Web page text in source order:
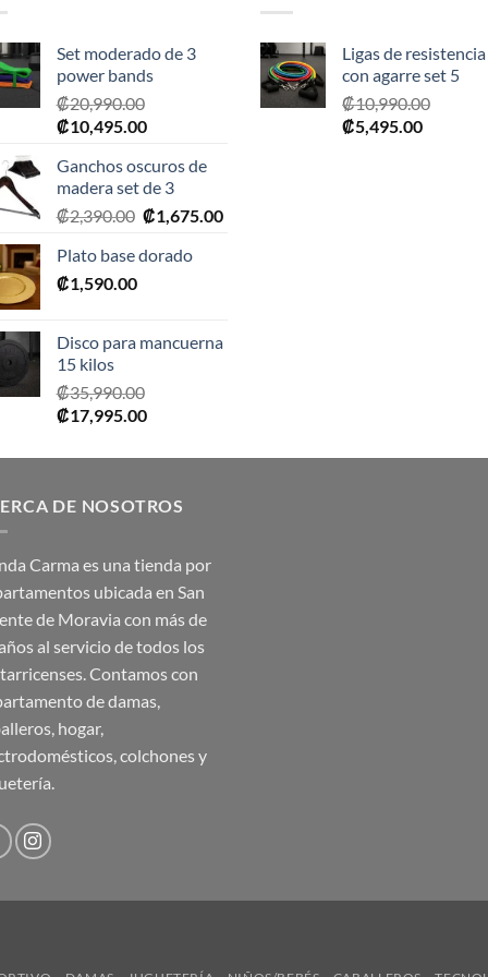
Set moderado de 3
power bands
₡20,990.00
El
original
era:
₡20,990.00.
₡10,495.00El
actual
es:
₡10,495.00.
Ganchos oscuros de
madera set de 3
₡2,390.00 El
original
₡1,675.00El
Plato base dorado
₡1,590.00
Disco para mancuerna
15 kilos
₡35,990.00
El
original
₡35,990.00.
₡17,995.00El
actual
₡17,995.00.
Ligas de resistencia
con agarre set 5
₡10,990.00
El
₡5,495.00El
DE NOSOTROS
Carma es una tienda por
ubicada en San
de Moravia con más de
al servicio de todos los
Contamos con
de damas,
hogar,
colchones y